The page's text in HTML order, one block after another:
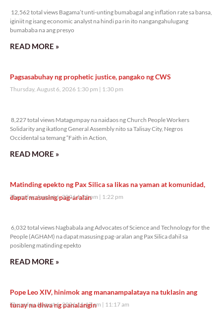
12,562 total views Bagama’t unti-unting bumabagal ang inflation rate sa bansa,
iginiit ng isang economic analyst na hindi pa rin ito nangangahulugang
bumababa na ang presyo
READ MORE »
Pagsasabuhay ng prophetic justice, pangako ng CWS
Thursday, August 6, 2026 1:30 pm 1:30 pm
8,227 total views Matagumpay na naidaos ng Church People Workers
Solidarity ang ikatlong General Assembly nito sa Talisay City, Negros
Occidental sa temang “Faith in Action,
READ MORE »
Matinding epekto ng Pax Silica sa likas na yaman at komunidad,
dapat masusing pag-aralan
Thursday, August 6, 2026 1:22 pm 1:22 pm
6,032 total views Nagbabala ang Advocates of Science and Technology for the
People (AGHAM) na dapat masusing pag-aralan ang Pax Silica dahil sa
posibleng matinding epekto
READ MORE »
Pope Leo XIV, hinimok ang mananampalataya na tuklasin ang
tunay na diwa ng panalangin
Thursday, August 6, 2026 11:17 am 11:17 am